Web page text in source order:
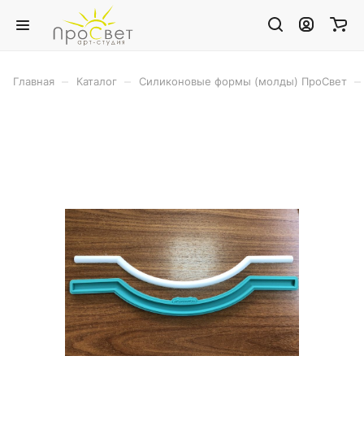
Главная Каталог Силиконовые формы (молды) ПроСвет